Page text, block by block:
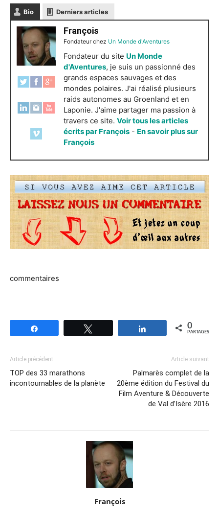
Bio Derniers articles
François
Fondateurchez Un Monde d'Aventures
Fondateur du site Un Monde
d'Aventures, je suis un passionné des
grands espaces sauvages et des
mondes polaires. J'ai réalisé plusieurs
raids autonomes au Groenland et en
Laponie. J'aime partager ma passion à
travers ce site. Voir tous les articles
écrits par François - En savoir plus sur
François
commentaires
Partagez 0
PARTAGES
Article précédent
TOP des 33 marathons
incontournables de la planète
Article suivant
Palmarès complet de la
20ème édition du Festival du
Film Aventure & Découverte
de Val d’Isère 2016
François